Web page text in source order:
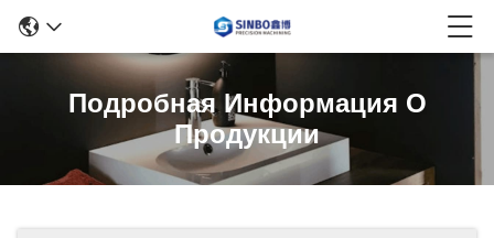
Подробная Информация О
Продукции